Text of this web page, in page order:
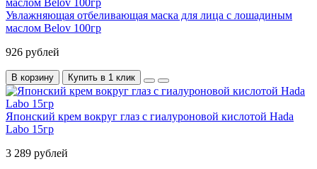
Увлажняющая отбеливающая маска для лица с лошадиным
маслом Belov 100гр
926 рублей
В корзину Купить в 1 клик
Японский крем вокруг глаз с гиалуроновой кислотой Hada
Labo 15гр
3 289 рублей